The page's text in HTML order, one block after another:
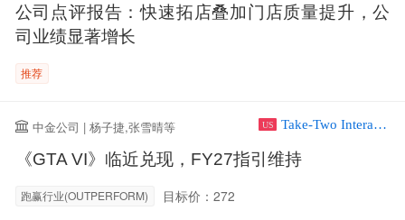
公司点评报告：快速拓店叠加门店质量提升，公
司业绩显著增长
推荐
中金公司 | 杨子捷,张雪晴等 US Take-Two Interactive Software Inc
《GTA VI》临近兑现，FY27指引维持
跑赢行业(OUTPERFORM) 目标价：272